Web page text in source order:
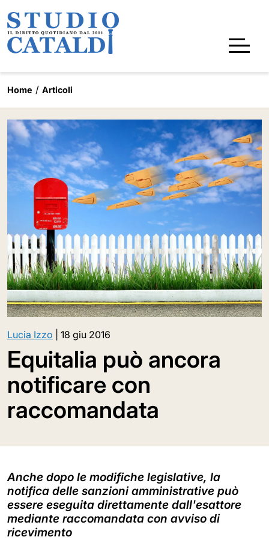
Home Articoli
Lucia Izzo 18 giu 2016
Equitalia può ancora
notificare con
raccomandata
Anche dopo le modifiche legislative, la
notifica delle sanzioni amministrative può
essere eseguita direttamente dall'esattore
mediante raccomandata con avviso di
ricevimento